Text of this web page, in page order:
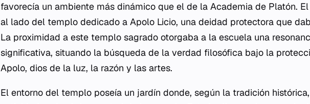
favorecía un ambiente más dinámico que el de la Academia de Platón.
al lado del templo dedicado a Apolo Licio, una deidad protectora que
La proximidad a este templo sagrado otorgaba a la escuela una
significativa, situando la búsqueda de la verdad filosófica bajo la
Apolo, dios de la luz, la razón y las artes.
El entorno del templo poseía un jardín donde, según la tradición